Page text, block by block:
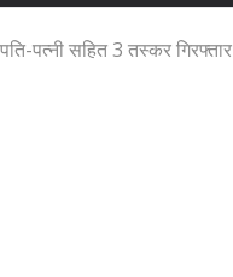
पत्नी सहित 3 तस्कर गिरफ्तार